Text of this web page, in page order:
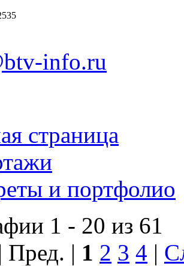
info.ru
страница
и портфолио
1 - 20 из 61
Пред. | 1 2 3 4 |